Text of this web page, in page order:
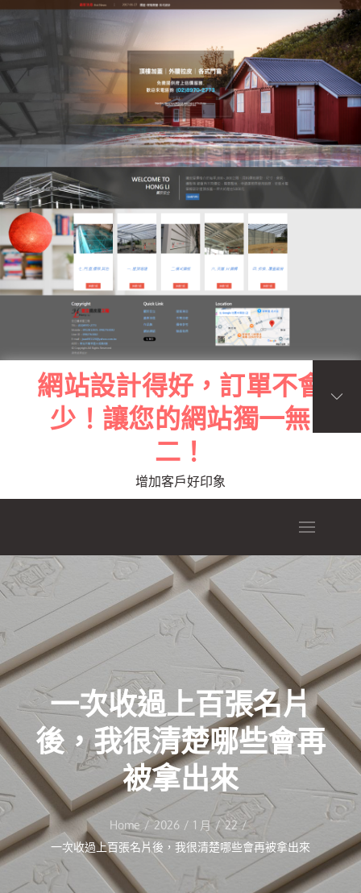
Skip
to
content
網站設計得好，訂單不會
少！讓您的網站獨一無
二！
增加客戶好印象
一次收過上百張名片
後，我很清楚哪些會再
被拿出來
Home 2026 1 月
22
一次收過上百張名片後，我很清楚哪些會再被拿出來